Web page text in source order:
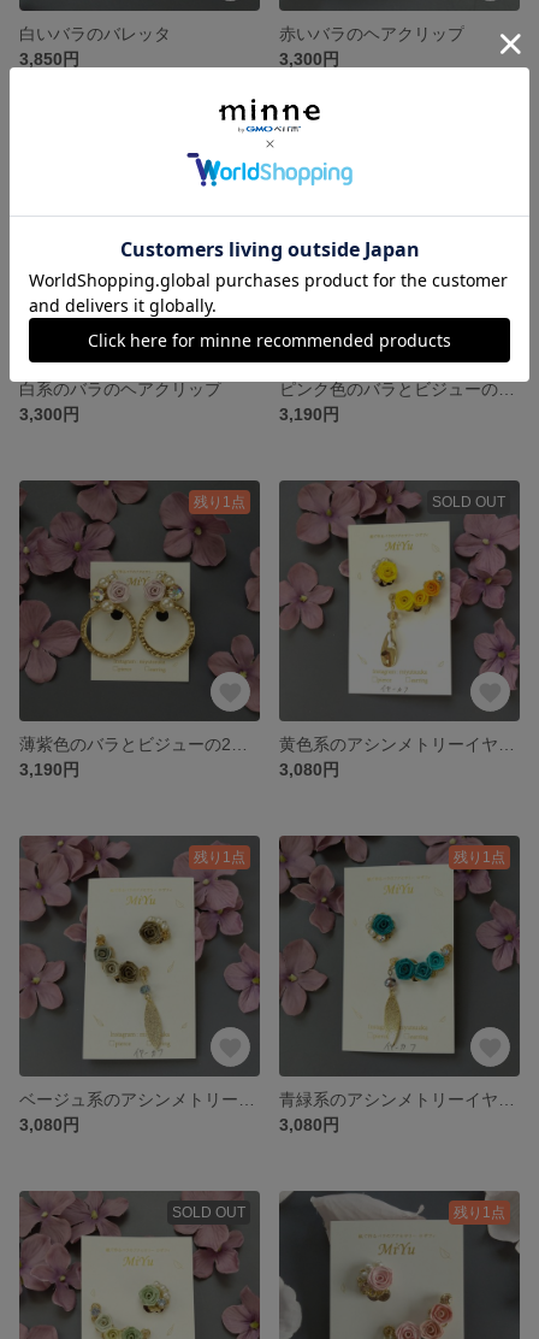
白いバラのバレッタ
3,850円
赤いバラのヘアクリップ
3,300円
白系のバラのヘアクリップ
3,300円
3,190円
残り1点
3,190円
SOLD OUT
3,080円
残り1点
3,080円
残り1点
3,080円
SOLD OUT 残り1点